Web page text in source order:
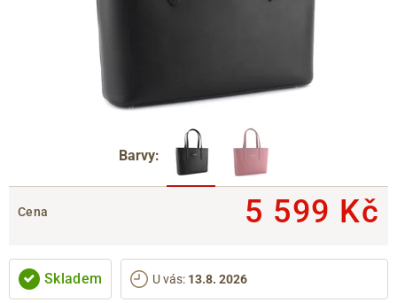
Barvy:
Cena 5 599 Kč
Skladem U vás: 13.8. 2026